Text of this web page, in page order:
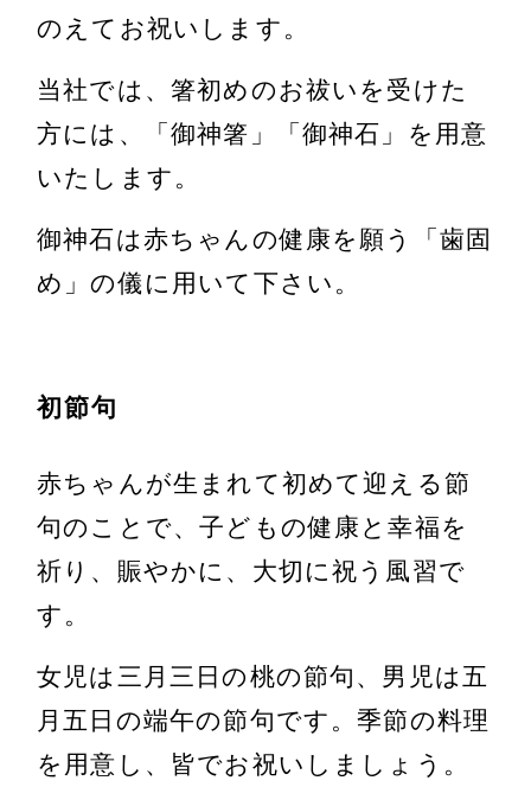
のえてお祝いします。
当社では、箸初めのお祓いを受けた
方には、「御神箸」「御神石」を用意
いたします。
御神石は赤ちゃんの健康を願う「歯固
め」の儀に用いて下さい。
初節句
赤ちゃんが生まれて初めて迎える節
句のことで、子どもの健康と幸福を
祈り、賑やかに、大切に祝う風習で
す。
女児は三月三日の桃の節句、男児は五
月五日の端午の節句です。季節の料理
を用意し、皆でお祝いしましょう。